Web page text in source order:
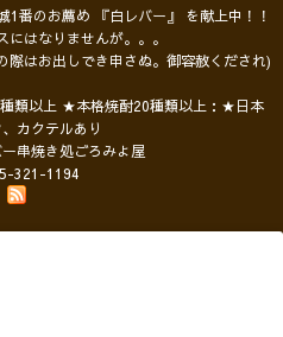
1番のお薦め 『白レバー』 を献上中！！
はなりませんが。。。
際はお出しでき申さぬ。御容赦くだされ)
類以上 ★本格焼酎20種類以上：★日本
カクテルあり
串焼き処ごろみよ屋
321-1194